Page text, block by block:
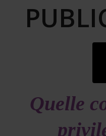
Quelle